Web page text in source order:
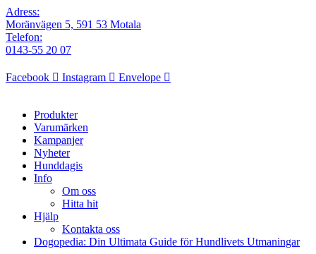
Adress:
Moränvägen 5, 591 53 Motala
Telefon:
0143-55 20 07
Facebook Instagram Envelope
Produkter
Varumärken
Kampanjer
Nyheter
Hunddagis
Info
Om oss
Hitta hit
Hjälp
Kontakta oss
Dogopedia: Din Ultimata Guide för Hundlivets Utmaningar